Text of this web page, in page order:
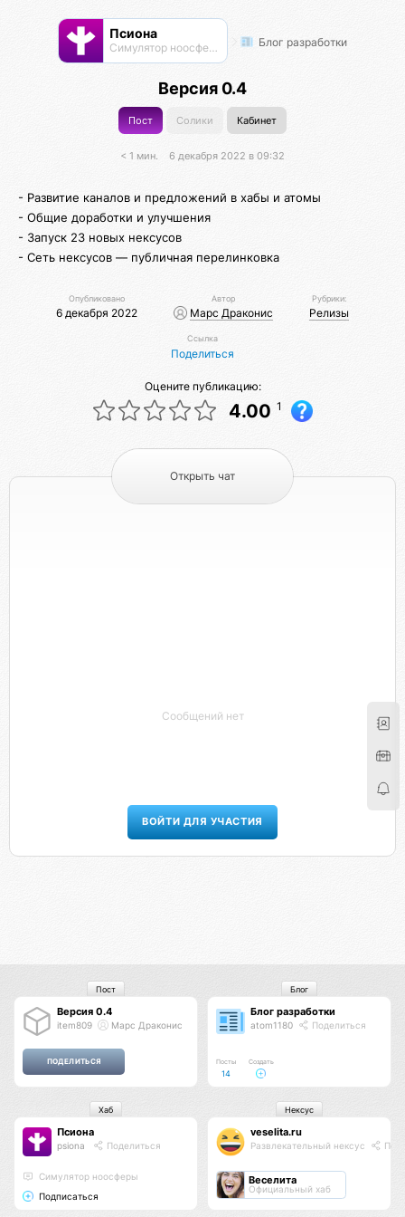
Псиона
Cимулятор ноосферы Блог разработки
Версия 0.4
Пост Солики Кабинет
< 1 мин. 6 декабря 2022 в 09:32
- Развитие каналов и предложений в хабы и атомы
- Общие доработки и улучшения
- Запуск 23 новых нексусов
- Сеть нексусов — публичная перелинковка
Опубликовано
6 декабря 2022
Автор
Марс Драконис
Рубрики:
Релизы
Ссылка
Поделиться
Оцените публикацию:
4.00 1
Открыть чат
Сообщений нет
ВОЙТИ ДЛЯ УЧАСТИЯ
Версия 0.4
item809 Марс Драконис
Пост
Блог разработки
atom1180 Поделиться
Посты
14
Создать
Блог
Псиона
psiona Поделиться
Cимулятор ноосферы
Подписаться
Хаб
veselita.ru
Развлекательный нексус
Веселита
Официальный хаб
Нексус